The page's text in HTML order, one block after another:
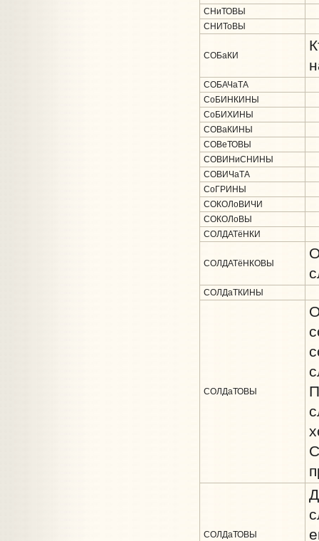
СНиТОВЫ
СНИТоВЫ
СОБаКИ
СОБАЧаТА
СоБИНКИНЫ
СоБИХИНЫ
СОВаКИНЫ
СОВеТОВЫ
СОВИНиСНИНЫ
СОВИЧаТА
СоГРИНЫ
СОКОЛоВИЧИ
СОКОЛоВЫ
СОЛДАТёНКИ
СОЛДАТёНКОВЫ
СОЛДаТКИНЫ
СОЛДаТОВЫ
СОЛДаТОВЫ